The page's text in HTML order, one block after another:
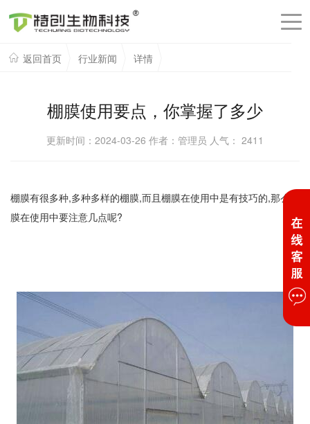
返回首页 行业新闻 详情
棚膜使用要点，你掌握了多少
更新时间：2024-03-26 作者：管理员 人气： 2411
棚膜有很多种,多种多样的棚膜,而且棚膜在使用中是有技巧的,那么棚
膜在使用中要注意几点呢?